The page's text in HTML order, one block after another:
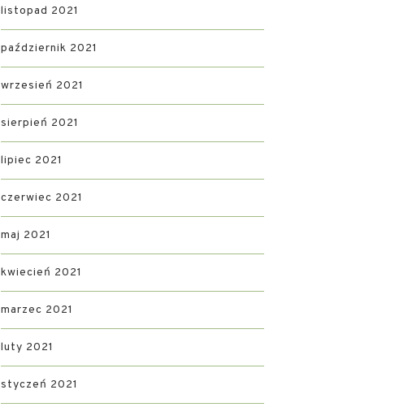
listopad 2021
październik 2021
wrzesień 2021
sierpień 2021
lipiec 2021
czerwiec 2021
maj 2021
kwiecień 2021
marzec 2021
luty 2021
styczeń 2021